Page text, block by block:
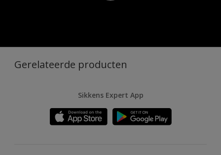
Gerelateerde producten
Sikkens Expert App